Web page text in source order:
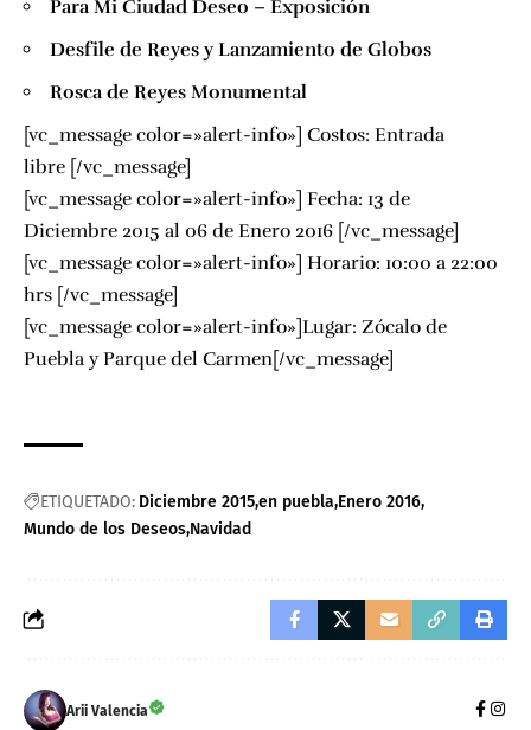
Para Mi Ciudad Deseo – Exposición
Desfile de Reyes y Lanzamiento de Globos
Rosca de Reyes Monumental
[vc_message color=»alert-info»] Costos: Entrada
libre [/vc_message]
[vc_message color=»alert-info»] Fecha: 13 de
Diciembre 2015 al 06 de Enero 2016 [/vc_message]
[vc_message color=»alert-info»] Horario: 10:00 a 22:00
hrs [/vc_message]
[vc_message color=»alert-info»]Lugar: Zócalo de
Puebla y Parque del Carmen[/vc_message]
ETIQUETADO: Diciembre 2015en puebla Enero 2016
Mundo de los Deseos Navidad
Arii Valencia